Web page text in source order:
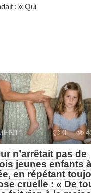
: « Qui
0
n’arrêtait pas de
jeunes enfants
en répétant
cruelle : « De